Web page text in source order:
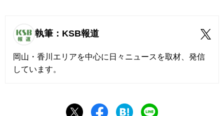
執筆：KSB報道
岡山・香川エリアを中心に日々ニュースを取材、発信
しています。